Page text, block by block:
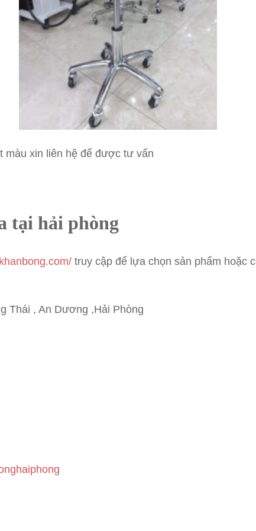
màu xin liên hệ để được tư vấn
tại hải phòng
truy cập để lựa chọn sản phẩm hoặc
Thái , An Dương ,Hải Phòng